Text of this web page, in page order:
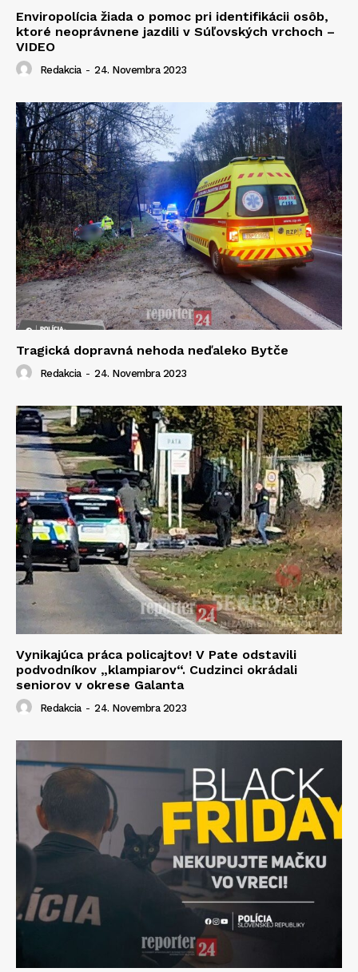
Enviropolícia žiada o pomoc pri identifikácii osôb,
ktoré neoprávnene jazdili v Súľovských vrchoch –
VIDEO
Redakcia - 24. Novembra 2023
Tragická dopravná nehoda neďaleko Bytče
Redakcia - 24. Novembra 2023
Vynikajúca práca policajtov! V Pate odstavili
podvodníkov „klampiarov“. Cudzinci okrádali
seniorov v okrese Galanta
Redakcia - 24. Novembra 2023